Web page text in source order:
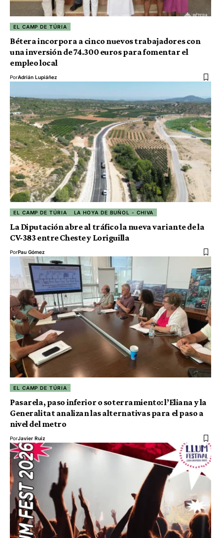
EL CAMP DE TÚRIA
Bétera incorpora a cinco nuevos trabajadores con
una inversión de 74.300 euros para fomentar el
empleo local
PorAdrián Lupiáñez
EL CAMP DE TÚRIA LA HOYA DE BUÑOL - CHIVA
La Diputación abre al tráfico la nueva variante de la
CV-383 entre Cheste y Loriguilla
PorPau Gómez
EL CAMP DE TÚRIA
Pasarela, paso inferior o soterramiento: l’Eliana y la
Generalitat analizan las alternativas para el paso a
nivel del metro
PorJavier Ruiz